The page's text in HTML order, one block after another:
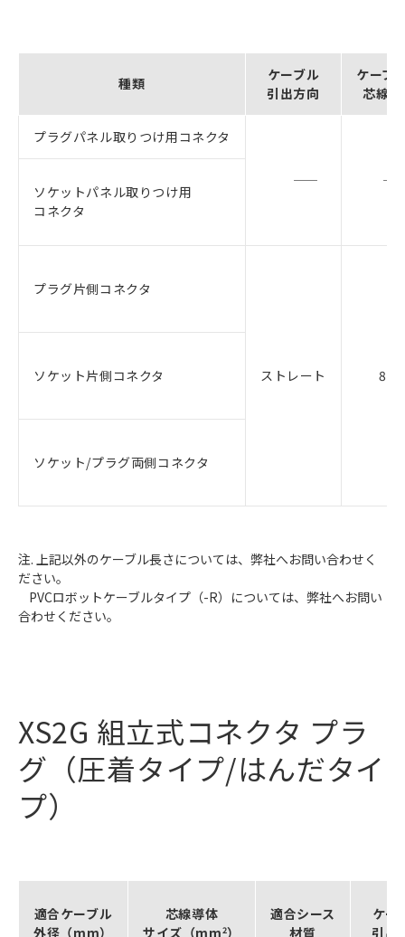
種類
ケーブル
引出方向
ケーブ
芯線数
プラグパネル取りつけ用コネクタ
ソケットパネル取りつけ用
コネクタ
プラグ片側コネクタ
ストレート 8
ソケット片側コネクタ
ソケット/プラグ両側コネクタ
注. 上記以外のケーブル長さについては、弊社へお問い合わせく
ださい。
PVCロボットケーブルタイプ（-R）については、弊社へお問い
合わせください。
XS2G 組立式コネクタ プラ
グ（圧着タイプ/はんだタイ
プ）
適合ケーブル
外径（mm）
芯線導体
サイズ（mm2）
適合シース
材質
ケー
引出